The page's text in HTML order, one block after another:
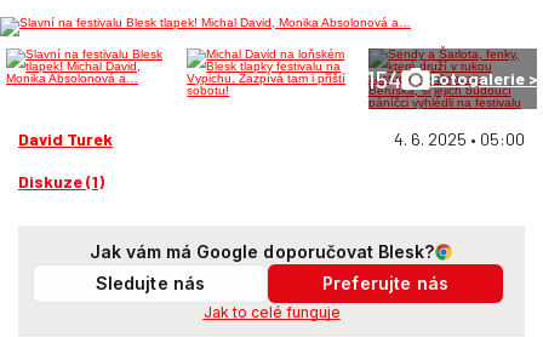
154 Fotogalerie >
David Turek 4. 6. 2025 • 05:00
Diskuze (1)
Jak vám má Google doporučovat Blesk?
Sledujte nás
Preferujte nás
Jak to celé funguje